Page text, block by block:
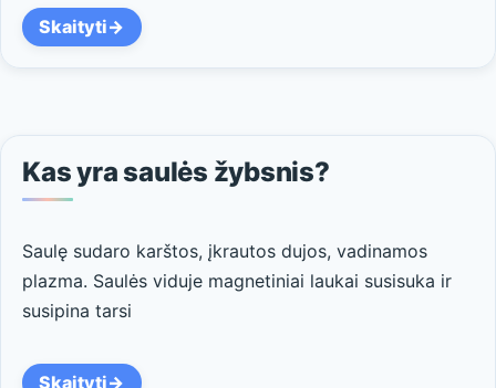
Skaityti
Kas yra saulės žybsnis?
Saulę sudaro karštos, įkrautos dujos, vadinamos
plazma. Saulės viduje magnetiniai laukai susisuka ir
susipina tarsi
Skaityti